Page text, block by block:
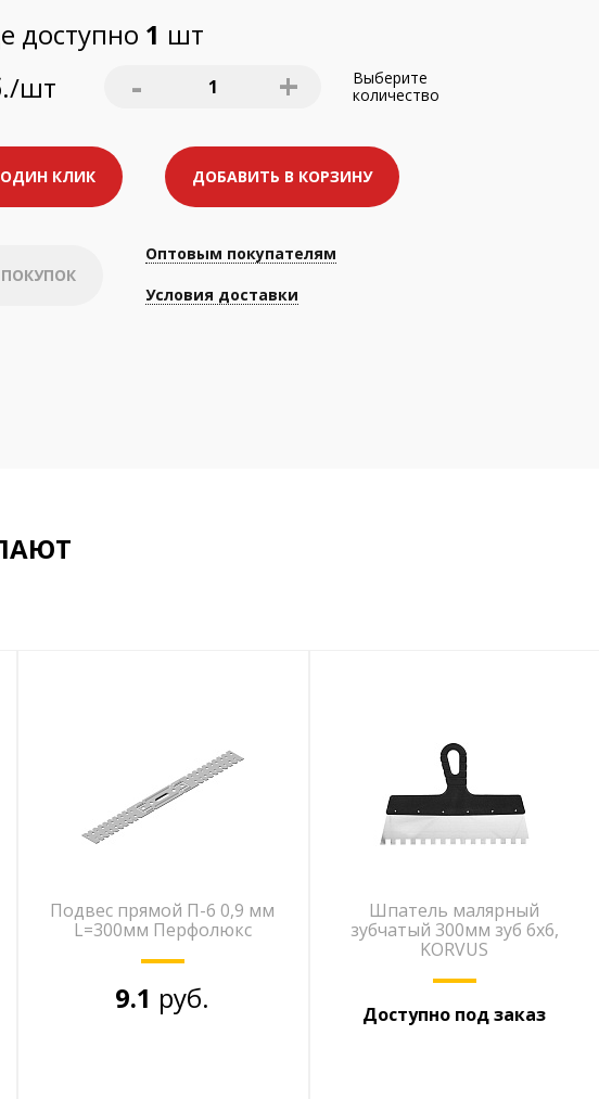
доступно 1 шт
шт - 1 +
Выберите
количество
КЛИК ДОБАВИТЬ В КОРЗИНУ
Оптовым покупателям
Условия доставки
Подвес прямой П-6 0,9 мм
L=300мм Перфолюкс
9.1 руб.
Шпатель малярный
зубчатый 300мм зуб 6х6,
KORVUS
Доступно под заказ